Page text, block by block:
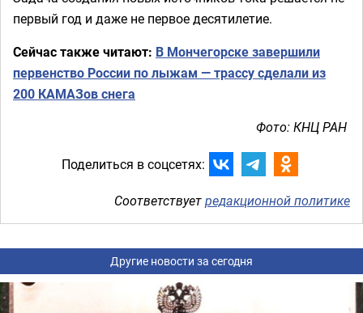
первый год и даже не первое десятилетие.
Сейчас также читают: В Мончегорске завершили
первенство России по лыжам — трассу сделали из
200 КАМАЗов снега
Фото: КНЦ РАН
Поделиться в соцсетях:
Соответствуетредакционной политике
Другие новости за сегодня